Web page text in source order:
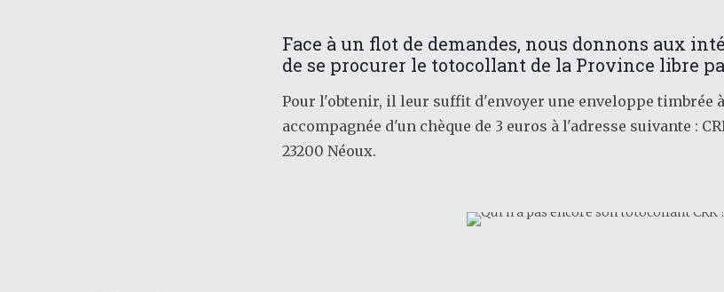
Face à un flot de demandes, nous donnons aux
de se procurer le totocollant de la Province libre
Pour l'obtenir, il leur suffit d'envoyer une enveloppe timbrée
accompagnée d'un chèque de 3 euros à l'adresse suivante :
23200 Néoux.